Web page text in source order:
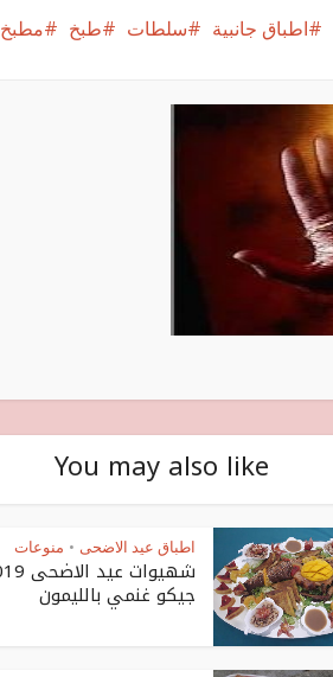
اطباق جانبية سلطات طبخ مطبخ
You may also like
اطباق عيد الاضحى • منوعات
جيكو غنمي بالليمون